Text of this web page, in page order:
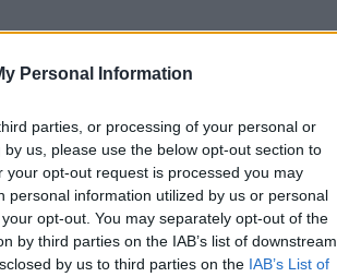
Personal Information
parties, or processing of your personal or
us, please use the below opt-out section to
opt-out request is processed you may
information utilized by us or personal
opt-out. You may separately opt-out of the
by third parties on the IAB’s list of downstream
by us to third parties on the IAB’s List of
tider. Nya
val som